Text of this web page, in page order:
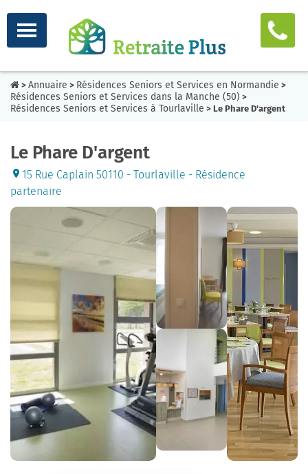
> Annuaire > Résidences Seniors et Services en Normandie >
Résidences Seniors et Services dans la Manche (50) >
Résidences Seniors et Services à Tourlaville > Le Phare D'argent
Le Phare D'argent
15 Rue Caplain 50110 - Tourlaville - Résidence
partenaire